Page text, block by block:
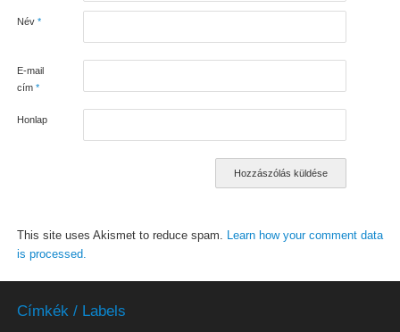
Név *
E-mail
cím *
Honlap
This site uses Akismet to reduce spam. Learn how your comment data
is processed.
Címkék / Labels